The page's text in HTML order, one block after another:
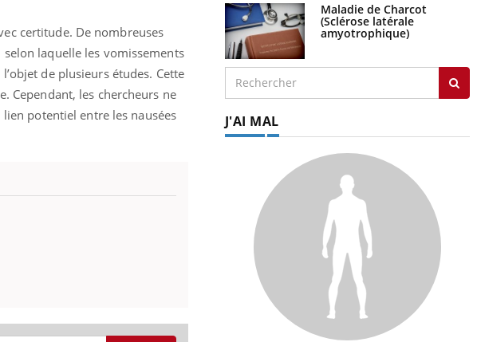
certitude. De nombreuses
laquelle les vomissements
de plusieurs études. Cette
Cependant, les chercheurs ne
potentiel entre les nausées
Maladie de Charcot
(Sclérose latérale
amyotrophique)
J'AI MAL